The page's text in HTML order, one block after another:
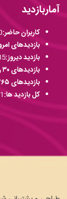
آماربازدید
کاربران حاضر:
بازدیدهای
بازدید دیروز:
بازدیدهای ۳۰ روز پیش:
بازدیدهای ۳۶۵ روز پیش:
کل بازدید ها: